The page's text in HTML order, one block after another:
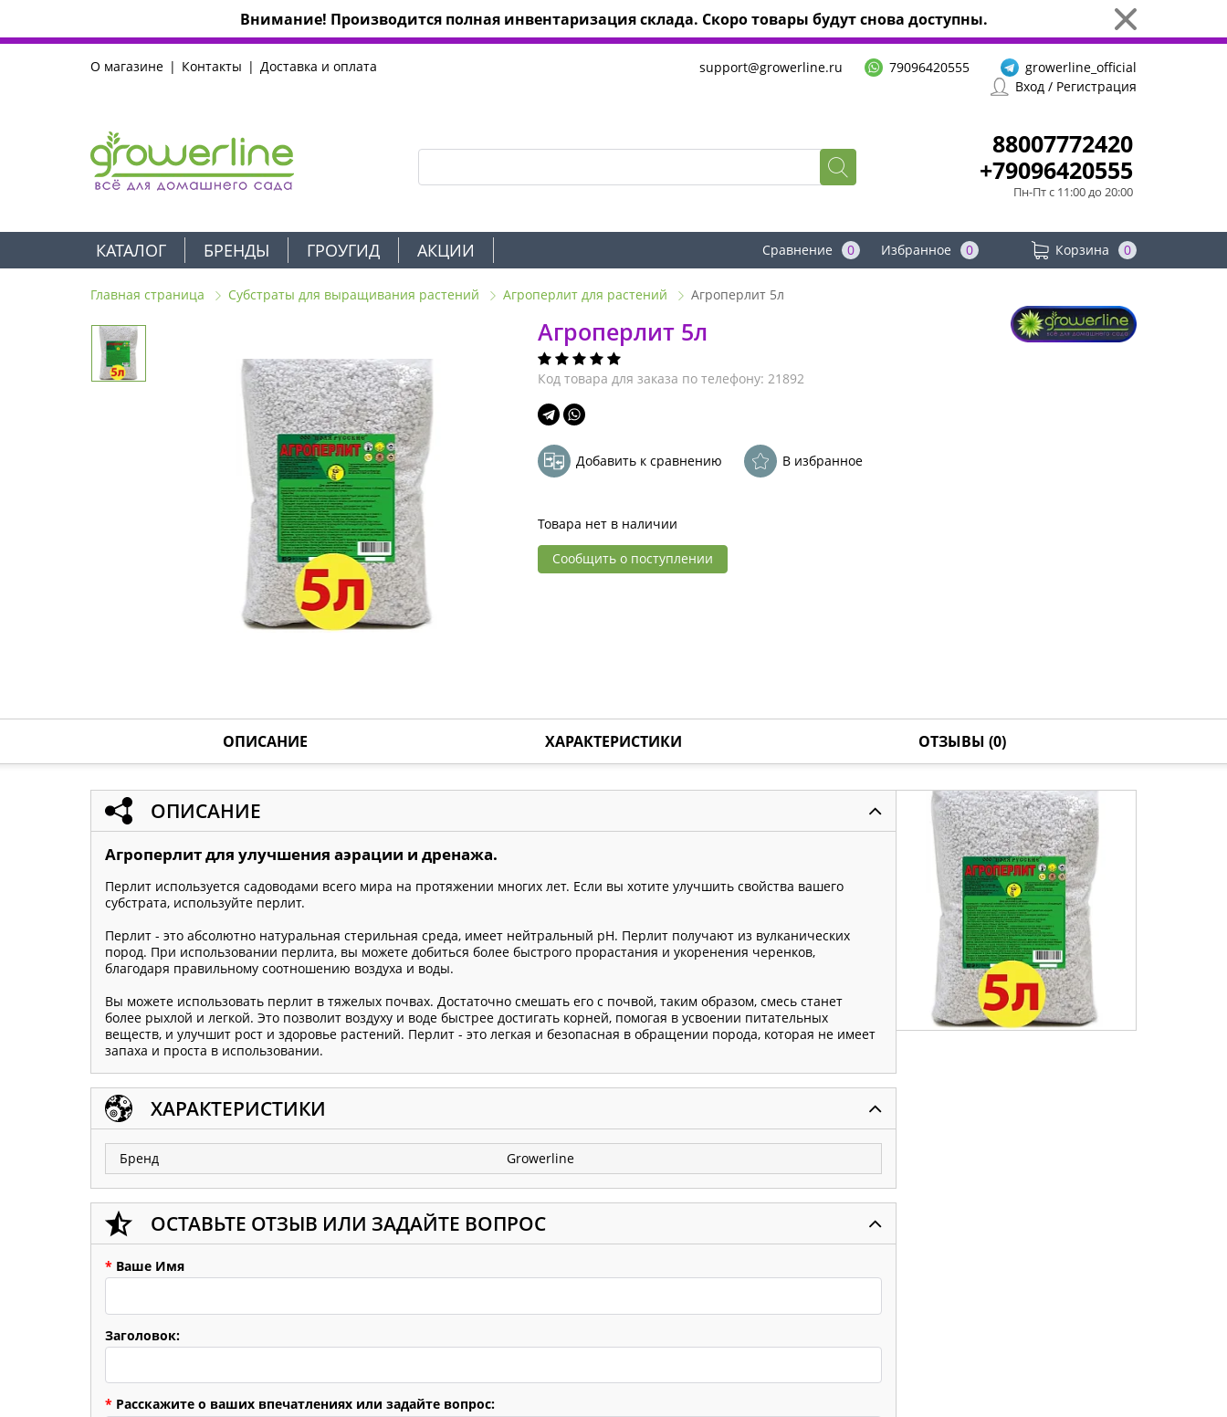
Внимание! Производится полная инвентаризация склада. Скоро товары будут снова доступны.
О магазине Контакты Доставка и оплата support@growerline.ru 79096420555
growerline_official
Вход / Регистрация
88007772420
+79096420555
Пн-Пт с 11:00 до 20:00
КАТАЛОГ БРЕНДЫ ГРОУГИД АКЦИИ Корзина 0
Избранное 0
Сравнение 0
Главная страница Субстраты для выращивания растений Агроперлит для растений Агроперлит 5л
Агроперлит 5л
Код товара для заказа по телефону: 21892
Добавить к сравнению В избранное
Товара нет в наличии
Сообщить о поступлении
ОПИСАНИЕ ХАРАКТЕРИСТИКИ ОТЗЫВЫ (0)
ОПИСАНИЕ
Агроперлит для улучшения аэрации и дренажа.
Перлит используется садоводами всего мира на протяжении многих лет. Если вы хотите улучшить свойства вашего
субстрата, используйте перлит.
Перлит - это абсолютно натуральная стерильная среда, имеет нейтральный pH. Перлит получают из вулканических
пород. При использовании перлита, вы можете добиться более быстрого прорастания и укоренения черенков,
благодаря правильному соотношению воздуха и воды.
Вы можете использовать перлит в тяжелых почвах. Достаточно смешать его с почвой, таким образом, смесь станет
более рыхлой и легкой. Это позволит воздуху и воде быстрее достигать корней, помогая в усвоении питательных
веществ, и улучшит рост и здоровье растений. Перлит - это легкая и безопасная в обращении порода, которая не имеет
запаха и проста в использовании.
ХАРАКТЕРИСТИКИ
Бренд Growerline
ОСТАВЬТЕ ОТЗЫВ ИЛИ ЗАДАЙТЕ ВОПРОС
* Ваше Имя
Заголовок:
* Расскажите о ваших впечатлениях или задайте вопрос: